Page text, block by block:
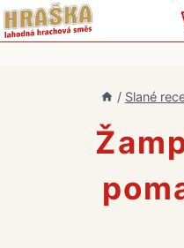
Přeskočit
na
/ Slané